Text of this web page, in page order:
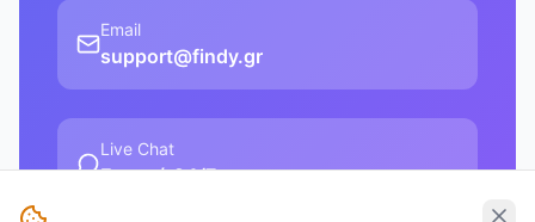
Email
support@findy.gr
Live Chat
Ενεργό 24/7